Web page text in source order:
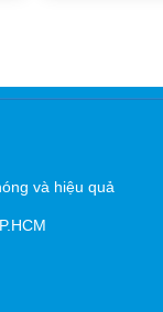
và hiệu quả